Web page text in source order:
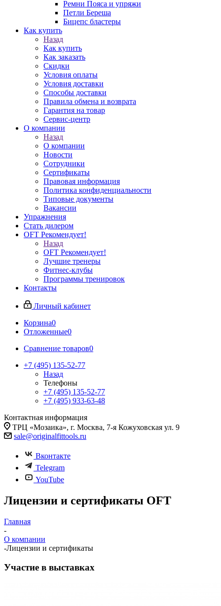
Ремни Пояса и упряжи
Петли Береша
Бицепс бластеры
Как купить
Назад
Как купить
Как заказать
Скидки
Условия оплаты
Условия доставки
Способы доставки
Правила обмена и возврата
Гарантия на товар
Сервис-центр
О компании
Назад
О компании
Новости
Сотрудники
Сертификаты
Правовая информация
Политика конфиденциальности
Типовые документы
Вакансии
Упражнения
Стать дилером
OFT Рекомендует!
Назад
OFT Рекомендует!
Лучшие тренеры
Фитнес-клубы
Программы тренировок
Контакты
Личный кабинет
Корзина0
Отложенные0
Сравнение товаров0
+7 (495) 135-52-77
Назад
Телефоны
+7 (495) 135-52-77
+7 (495) 933-63-48
Контактная информация
ТРЦ «Мозаика», г. Москва, 7-я Кожуховская ул. 9
sale@originalfittools.ru
Вконтакте
Telegram
YouTube
Лицензии и сертификаты OFT
Главная
-
О компании
-Лицензии и сертификаты
Участие в выставках